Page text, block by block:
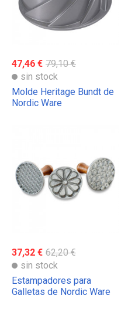
47,46 € 79,10 €
sin stock
Molde Heritage Bundt de
Nordic Ware
37,32 € 62,20 €
sin stock
Estampadores para
Galletas de Nordic Ware